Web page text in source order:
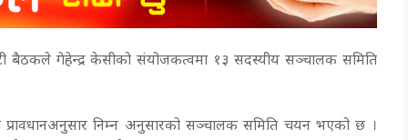
बैठकले गेहेन्द्र केसीको संयोजकत्वमा १३ सदस्यीय सञ्चालक समिति
प्रावधानअनुसार निम्न अनुसारको सञ्चालक समिति चयन भएको छ ।